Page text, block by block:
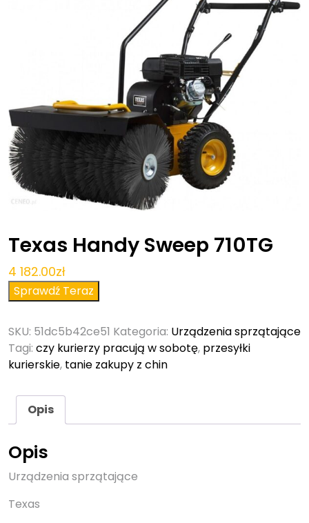
Texas Handy Sweep 710TG
4 182.00zł
Sprawdź Teraz
SKU: 51dc5b42ce51 Kategoria: Urządzenia sprzątające
Tagi: czy kurierzy pracują w sobotę, przesyłki
kurierskie, tanie zakupy z chin
Opis
Opis
Urządzenia sprzątające
Texas